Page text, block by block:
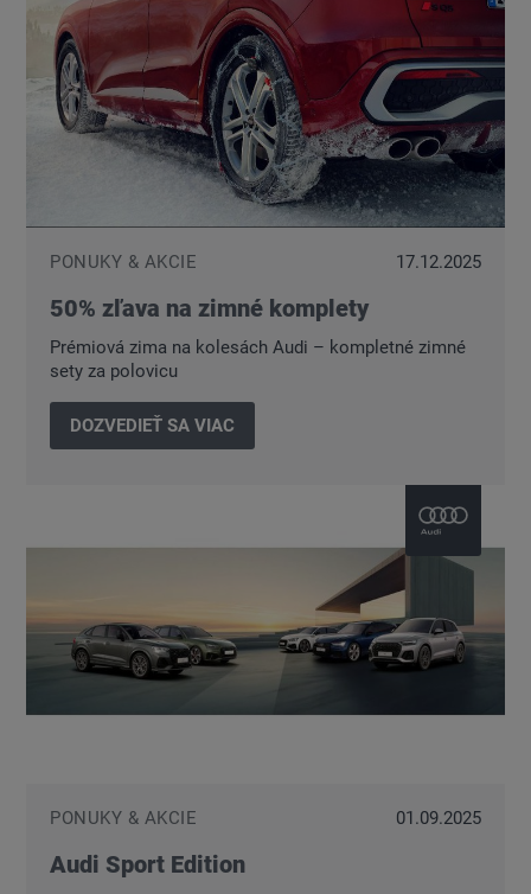
PONUKY & AKCIE 17.12.2025
50% zľava na zimné komplety
Prémiová zima na kolesách Audi – kompletné zimné
sety za polovicu
DOZVEDIEŤ SA VIAC
PONUKY & AKCIE 01.09.2025
Audi Sport Edition